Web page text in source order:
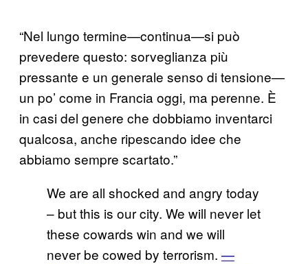
“Nel lungo termine—continua—si può
prevedere questo: sorveglianza più
pressante e un generale senso di tensione—
un po’ come in Francia oggi, ma perenne. È
in casi del genere che dobbiamo inventarci
qualcosa, anche ripescando idee che
abbiamo sempre scartato.”
We are all shocked and angry today
– but this is our city. We will never let
these cowards win and we will
never be cowed by terrorism. —